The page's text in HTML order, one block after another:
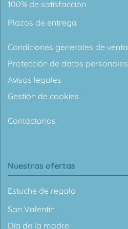
100% de satisfacción
Plazos de entrega
Condiciones generales de venta
Protección de datos personales
Avisos legales
Gestión de cookies
Contáctanos
Nuestras ofertas
Estuche de regalo
San Valentín
Día de la madre